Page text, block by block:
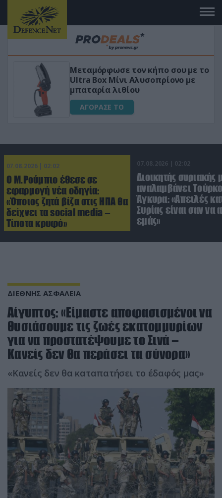
Μεταμόρφωσε τον κήπο σου με το
Ultra Box Μίνι Αλυσοπρίονο με
μπαταρία λιθίου
ΑΓΟΡΑΣΕ ΤΟ
07.08.2026 | 02:02
Ο Μ.Ρούμπιο έθεσε σε
εφαρμογή νέα οδηγία:
«Όποιος ζητά βίζα στις ΗΠΑ θα
δείχνει τα social media –
Τίποτα κρυφό»
07.08.2026 | 02:02
Διοικητής συριακής
αναλαμβάνει
Άγκυρα: «Απειλές
Συρίας είναι σαν να
εμάς»
ΔΙΕΘΝΗΣ ΑΣΦΑΛΕΙΑ
Αίγυπτος: «Είμαστε αποφασισμένοι να
θυσιάσουμε τις ζωές εκατομμυρίων
για να προστατέψουμε το Σινά –
Κανείς δεν θα περάσει τα σύνορα»
«Κανείς δεν θα καταπατήσει το έδαφός μας»